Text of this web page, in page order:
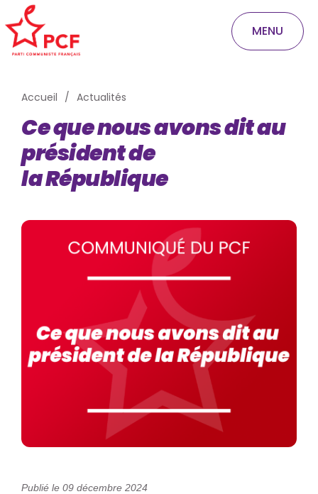
MENU
Accueil Actualités
Ce que nous avons dit au
président de
la République
Publié le 09 décembre 2024